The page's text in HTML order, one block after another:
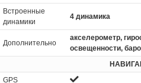
Встроенные
динамики
4 динамика
Дополнительно
акселерометр,
освещенности,
GPS